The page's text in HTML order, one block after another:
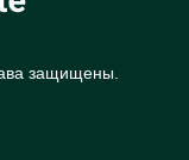
защищены.